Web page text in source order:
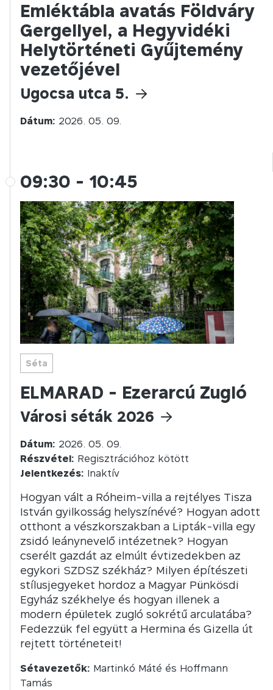
Emléktábla avatás Földváry
Gergellyel, a Hegyvidéki
Helytörténeti Gyűjtemény
vezetőjével
Ugocsa utca 5.
Dátum: 2026. 05. 09.
09:30 - 10:45
Séta
ELMARAD - Ezerarcú Zugló
Városi séták 2026
Dátum: 2026. 05. 09.
Részvétel: Regisztrációhoz kötött
Jelentkezés: Inaktív
Hogyan vált a Róheim-villa a rejtélyes Tisza
István gyilkosság helyszínévé? Hogyan adott
otthont a vészkorszakban a Lipták-villa egy
zsidó leánynevelő intézetnek? Hogyan
cserélt gazdát az elmúlt évtizedekben az
egykori SZDSZ székház? Milyen építészeti
stílusjegyeket hordoz a Magyar Pünkösdi
Egyház székhelye és hogyan illenek a
modern épületek zugló sokrétű arculatába?
Fedezzük fel együtt a Hermina és Gizella út
rejtett történeteit!
Sétavezetők: Martinkó Máté és Hoffmann
Tamás